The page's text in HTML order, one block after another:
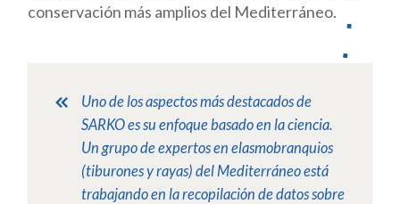
conservación más amplios del Mediterráneo.
Uno de los aspectos más destacados de
SARKO es su enfoque basado en la ciencia.
Un grupo de expertos en elasmobranquios
(tiburones y rayas) del Mediterráneo está
trabajando en la recopilación de datos sobre